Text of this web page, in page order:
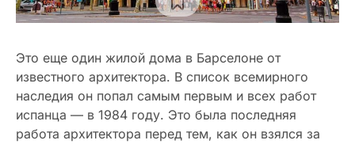
Это еще один жилой дома в Барселоне от
известного архитектора. В список всемирного
наследия он попал самым первым и всех работ
испанца — в 1984 году. Это была последняя
работа архитектора перед тем, как он взялся за